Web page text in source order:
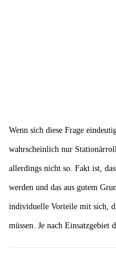
Wenn sich diese Frage
wahrscheinlich nur
allerdings nicht so. Fakt ist,
werden und das aus gutem
individuelle Vorteile mit sich,
müssen. Je nach